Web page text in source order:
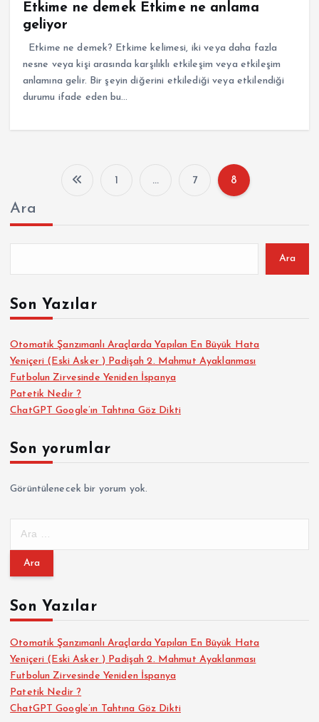
Etkime ne demek Etkime ne anlama
geliyor
Etkime ne demek? Etkime kelimesi, iki veya daha fazla
nesne veya kişi arasında karşılıklı etkileşim veya etkileşim
anlamına gelir. Bir şeyin diğerini etkilediği veya etkilendiği
durumu ifade eden bu…
s
a
y
a
s
ı
1 … 7 8
Ara
Ara
Son Yazılar
Otomatik Şanzımanlı Araçlarda Yapılan En Büyük Hata
Yeniçeri (Eski Asker ) Padişah 2. Mahmut Ayaklanması
Futbolun Zirvesinde Yeniden İspanya
Patetik Nedir ?
ChatGPT Google’ın Tahtına Göz Dikti
Son yorumlar
Görüntülenecek bir yorum yok.
m
:Son Yazılar
Otomatik Şanzımanlı Araçlarda Yapılan En Büyük Hata
Yeniçeri (Eski Asker ) Padişah 2. Mahmut Ayaklanması
Futbolun Zirvesinde Yeniden İspanya
Patetik Nedir ?
ChatGPT Google’ın Tahtına Göz Dikti